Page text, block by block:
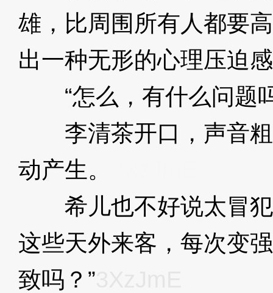
雄，比周围所有人都要
出一种无形的心理压迫
“怎么，有什么问题
李清茶开口，声音粗
动产生。
希儿也不好说太冒犯
这些天外来客，每次变
致吗？”